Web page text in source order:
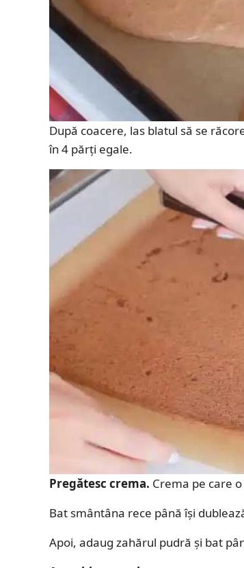
După coacere, las blatul să se
în 4 părți egale.
Pregătesc crema. Crema pe care
Bat smântâna rece până își
Apoi, adaug zahărul pudră și bat